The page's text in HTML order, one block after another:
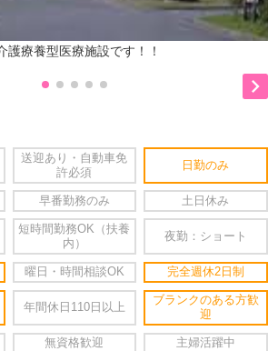
護療養型医療施設です！！

送迎あり・自動車免
許必須
日勤のみ
早番勤務のみ 土日休み
短時間勤務OK（扶養
内）
夜勤：ショート
曜日・時間相談OK 完全週休2日制
年間休日110日以上
ブランクのある方歓
迎
無資格歓迎 主婦活躍中